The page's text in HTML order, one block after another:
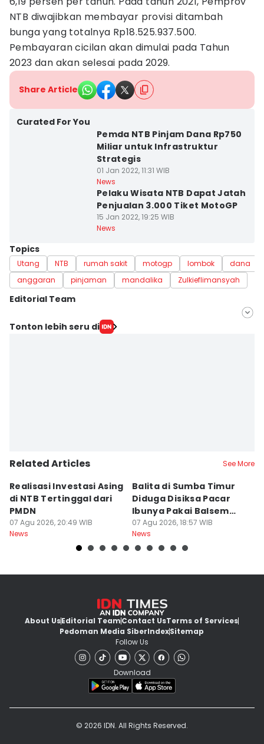
NTB diwajibkan membayar provisi ditambah
bunga yang totalnya Rp18.525.937.500.
Pembayaran cicilan akan dimulai pada Tahun
2023 dan akan selesai pada 2029.
Share Article
Curated For You
Pemda NTB Pinjam Dana Rp750
Miliar untuk Infrastruktur
Strategis
01 Jan 2022, 11:31 WIB
News
Pelaku Wisata NTB Dapat Jatah
Penjualan 3.000 Tiket MotoGP
15 Jan 2022, 19:25 WIB
News
Topics
Utang NTB rumah sakit motogp lombok
dana
anggaran
pinjaman mandalika Zulkieflimansyah
Editorial Team
Editor
Tonton lebih seru di
Related Articles See More
Realisasi Investasi Asing
di NTB Tertinggal dari
PMDN
07 Agu 2026, 20:49 WIB
News
Balita di Sumba Timur
Diduga Disiksa Pacar
Ibunya Pakai Balsem
dan Cabai
07 Agu 2026, 18:57 WIB
News
About UsEditorial TeamContact UsTerms of Services
Pedoman Media SiberIndexSitemap
Follow Us
Download
© 2026 IDN. All Rights Reserved.